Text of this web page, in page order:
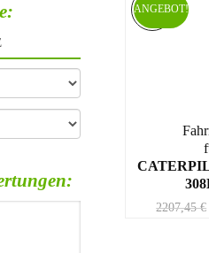
2207,45€
ANGEBOT!